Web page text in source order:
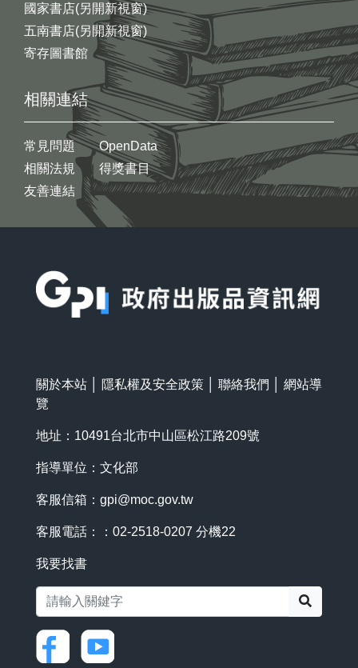
國家書店(另開新視窗)
五南書店(另開新視窗)
寄存圖書館
相關連結
常見問題
相關法規
友善連結
OpenData
得獎書目
關於本站 隱私權及安全政策 聯絡我們
網站導
覽
地址：10491台北市中山區松江路209號
指導單位：文化部
客服信箱： gpi@moc.gov.tw
客服電話：：02-2518-0207 分機22
我要找書